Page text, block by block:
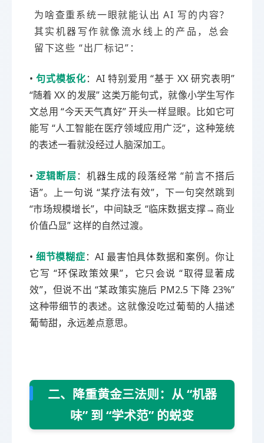
为啥查重系统一眼就能认出 AI 写的内容？
其实机器写作就像流水线上的产品，总会
留下这些 “出厂标记”：
• 句式模板化：AI 特别爱用 “基于 XX 研究表明”
“随着 XX 的发展” 这类万能句式，就像小学生写作
文总用 “今天天气真好” 开头一样显眼。比如它可
能写 “人工智能在医疗领域应用广泛”，这种笼统
的表述一看就没经过人脑深加工。
•逻辑断层：机器生成的段落经常 “前言不搭后
语”。上一句说 “某疗法有效”，下一句突然跳到
“市场规模增长”，中间缺乏 “临床数据支撑→商业
价值凸显” 这样的自然过渡。
• 细节模糊症：AI 最害怕具体数据和案例。你让
它写 “环保政策效果”，它只会说 “取得显著成
效”，但说不出 “某政策实施后 PM2.5 下降 23%”
这种带细节的表述。这就像没吃过葡萄的人描述
葡萄甜，永远差点意思。
二、降重黄金三法则：从 “机器
味” 到 “学术范” 的蜕变